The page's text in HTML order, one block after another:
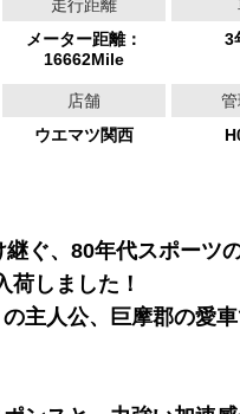
走行距離
メーター距離：
16662Mile
3
店舗
ウエマツ関西
ぐ、80年代スポーツ
荷しました！
の主人公、巨摩郡の愛